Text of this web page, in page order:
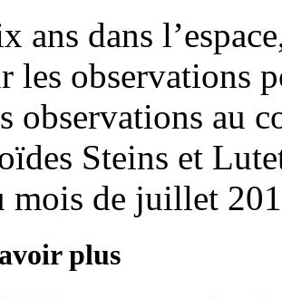
ans dans
les observations
observations au
Steins et
mois de juillet
plus